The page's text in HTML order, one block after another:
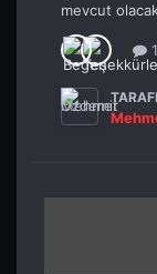
mevcut